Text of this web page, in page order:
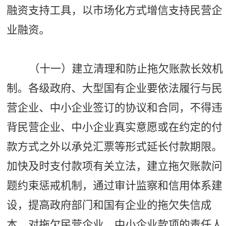
融资支持工具，以市场化方式增信支持民营企
业融资。
（十一）建立清理和防止拖欠账款长效机
制。各级政府、大型国有企业要依法履行与民
营企业、中小企业签订的协议和合同，不得违
背民营企业、中小企业真实意愿或在约定的付
款方式之外以承兑汇票等形式延长付款期限。
加快及时支付款项有关立法，建立拖欠账款问
题约束惩戒机制，通过审计监察和信用体系建
设，提高政府部门和国有企业的拖欠失信成